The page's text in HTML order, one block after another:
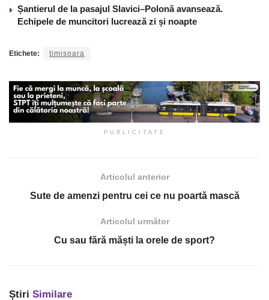
Șantierul de la pasajul Slavici–Polonă avansează.
Echipele de muncitori lucrează zi și noapte
Etichete: timisoara
PUBLICITATE
Articolul anterior
Sute de amenzi pentru cei ce nu poartă mască
Articolul următor
Cu sau fără măști la orele de sport?
Știri Similare